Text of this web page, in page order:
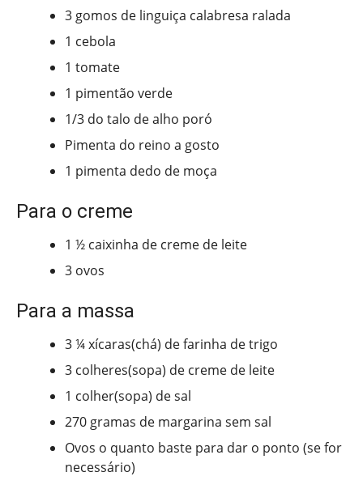
3 gomos de linguiça calabresa ralada
1 cebola
1 tomate
1 pimentão verde
1/3 do talo de alho poró
Pimenta do reino a gosto
1 pimenta dedo de moça
Para o creme
1 ½ caixinha de creme de leite
3 ovos
Para a massa
3 ¼ xícaras(chá) de farinha de trigo
3 colheres(sopa) de creme de leite
1 colher(sopa) de sal
270 gramas de margarina sem sal
Ovos o quanto baste para dar o ponto (se for
necessário)